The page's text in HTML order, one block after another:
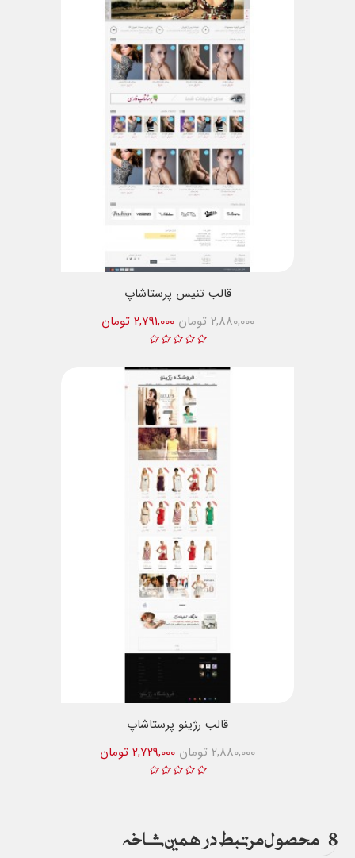
قالب تنیس پرستاشاپ
2,791,000 تومان
2,880,000 تومان
قالب رژینو پرستاشاپ
2,729,000 تومان
2,880,000 تومان
8 محصول مرتبط در همین شاخه